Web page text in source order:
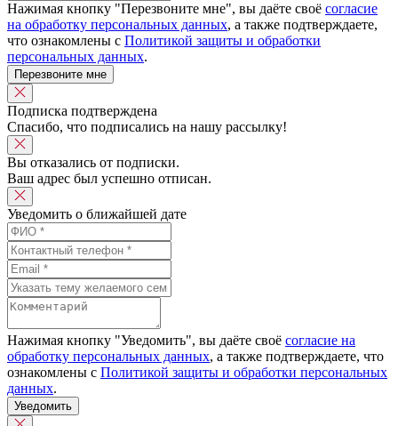
Нажимая кнопку "Перезвоните мне", вы даёте своё согласие
на обработку персональных данных, а также подтверждаете,
что ознакомлены с Политикой защиты и обработки
персональных данных.
Перезвоните мне
Подписка подтверждена
Спасибо, что подписались на нашу рассылку!
Вы отказались от подписки.
Ваш адрес был успешно отписан.
Уведомить о ближайшей дате
Нажимая кнопку "Уведомить", вы даёте своё согласие на
обработку персональных данных, а также подтверждаете, что
ознакомлены с Политикой защиты и обработки персональных
данных.
Уведомить